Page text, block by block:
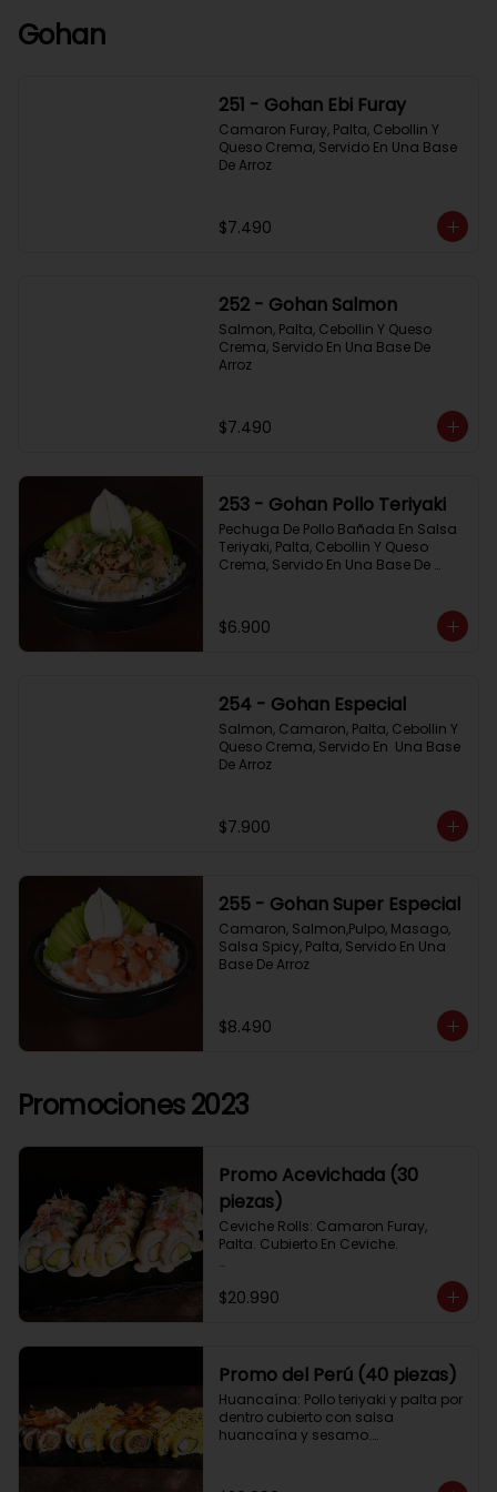
Gohan
251 - Gohan Ebi Furay
Camaron Furay, Palta, Cebollin Y
Queso Crema, Servido En Una Base
De Arroz
$7.490
252 - Gohan Salmon
Salmon, Palta, Cebollin Y Queso
Crema, Servido En Una Base De
Arroz
$7.490
253 - Gohan Pollo Teriyaki
Pechuga De Pollo Bañada En Salsa
Teriyaki, Palta, Cebollin Y Queso
Crema, Servido En Una Base De
$6.900
254 - Gohan Especial
Salmon, Camaron, Palta, Cebollin Y
Queso Crema, Servido En  Una Base
De Arroz
$7.900
255 - Gohan Super Especial
Camaron, Salmon,Pulpo, Masago,
Salsa Spicy, Palta, Servido En Una
Base De Arroz
$8.490
Promociones 2023
Promo Acevichada (30
piezas)
Ceviche Rolls: Camaron Furay,
Palta. Cubierto En Ceviche.
Acevichado Rolls: Camaron Furay,
Palta. Cubierto Con Pescado Blanco
queso crema y palta, frito en panko.
Coronado con salsa acevichada,
toques de cebolla, aji limo y cilantro
$20.990
Promo del Perú (40 piezas)
Huancaína: Pollo teriyaki y palta por
dentro cubierto con salsa
huancaína y sesamo.
dentro cubierto con lomo fino